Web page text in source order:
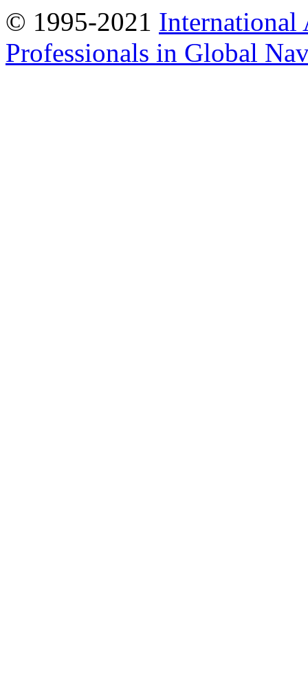
© 1995-2021 International
Professionals in Global